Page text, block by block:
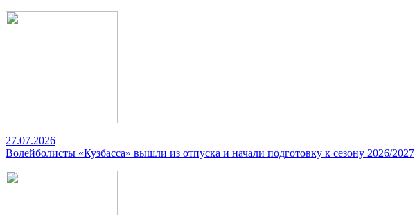
27.07.2026
Волейболисты «Кузбасса» вышли из отпуска и начали подготовку к сезону 2026/2027